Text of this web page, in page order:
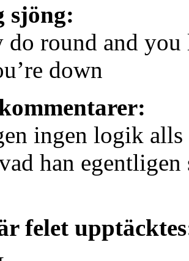
sjöng:
round and
down
ingen logik
han
felet